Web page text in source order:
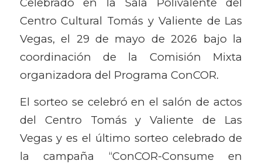
Centro Cultural Tomás y Valiente de Las
Vegas, el 29 de mayo de 2026 bajo la
coordinación de la Comisión Mixta
organizadora del Programa ConCOR.
El sorteo se celebró en el salón de actos
del Centro Tomás y Valiente de Las
Vegas y es el último sorteo celebrado de
la campaña “ConCOR-Consume en